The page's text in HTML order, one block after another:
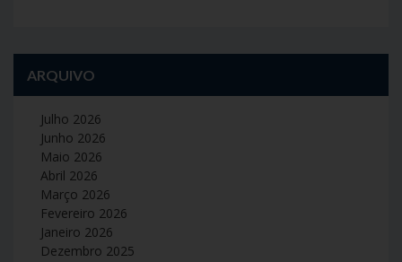
ARQUIVO
Julho 2026
Junho 2026
Maio 2026
Abril 2026
Março 2026
Fevereiro 2026
Janeiro 2026
Dezembro 2025